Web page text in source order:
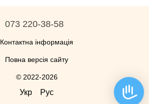
073 220-38-58
Контактна інформація
Повна версія сайту
© 2022-2026
Укр Рус